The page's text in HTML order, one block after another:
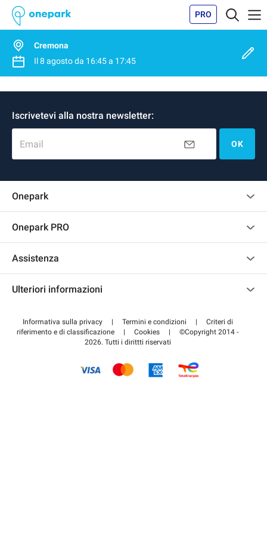
PRO
Cremona
Il8 agostoda 16:45a 17:45
Iscrivetevi alla nostra newsletter:
Email OK
Onepark
Onepark PRO
Accedi all'area partner
Assistenza
Pagare per il parcheggio FLOW
Ulteriori informazioni
Informativa sulla privacy | Termini e condizioni |
Criteri di
riferimento e di classificazione
| Cookies |
©Copyright 2014 -
2026. Tutti i dirittti riservati